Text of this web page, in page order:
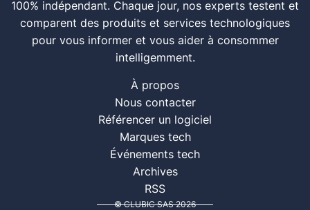
100% indépendant. Chaque jour, nos experts testent et
comparent des produits et services technologiques
pour vous informer et vous aider à consommer
intelligemment.
À propos
Nous contacter
Référencer un logiciel
Marques tech
Événements tech
Archives
RSS
© CLUBIC SAS 2026